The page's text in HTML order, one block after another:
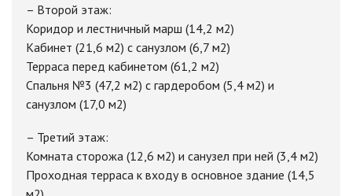
– Второй этаж:
Коридор и лестничный марш (14,2 м2)
Кабинет (21,6 м2) с санузлом (6,7 м2)
Терраса перед кабинетом (61,2 м2)
Спальня №3 (47,2 м2) с гардеробом (5,4 м2) и
санузлом (17,0 м2)
– Третий этаж:
Комната сторожа (12,6 м2) и санузел при ней (3,4 м2)
Проходная терраса к входу в основное здание (14,5